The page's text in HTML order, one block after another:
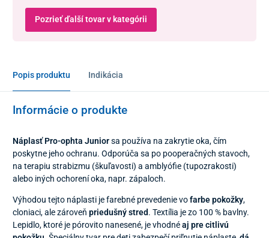
Pozrieť ďalší tovar v kategórii
Popis produktu Indikácia
Informácie o produkte
Náplasť Pro-ophta Juniorsa používa na zakrytie oka, čím
poskytne jeho ochranu. Odporúča sa po pooperačných stavoch,
na terapiu strabizmu (škuľavosti) a amblyófie (tupozrakosti)
alebo iných ochorení oka, napr. zápaloch.
Výhodou tejto náplasti je farebné prevedenie vofarbe pokožky,
cloniaci, ale zároveň priedušný stred. Textília je zo 100 % bavlny.
Lepidlo, ktoré je pórovito nanesené, je vhodnéaj pre citlivú